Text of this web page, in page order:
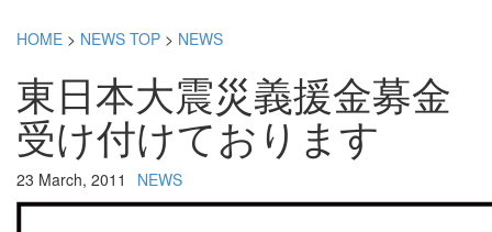
HOME > NEWS TOP > NEWS
東日本大震災義援金募金
受け付けております
23 March, 2011 NEWS